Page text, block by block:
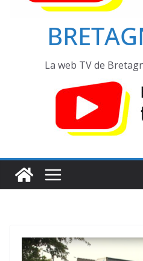
La web TV de